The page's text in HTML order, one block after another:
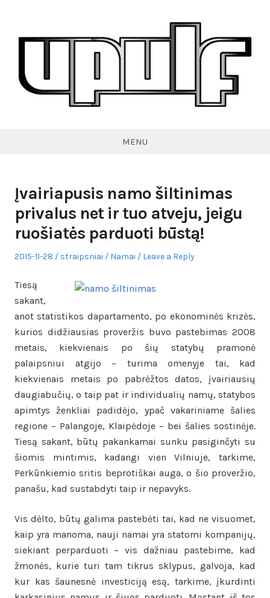
content
MENU
Įvairiapusis namo šiltinimas
privalus net ir tuo atveju, jeigu
ruošiatės parduoti būstą!
Posted
2015-11-28 Author
straipsniai
Posted
Namai Leave a Reply
Tiesą
sakant,
anot statistikos dapartamento, po ekonominės krizės,
kurios didžiausias proveržis buvo pastebimas 2008
metais, kiekvienais po šių statybų pramonė
palaipsniui atgijo – turima omenyje tai, kad
kiekvienais metais po pabrėžtos datos, įvairiausių
daugiabučių, o taip pat ir individualių namų, statybos
apimtys ženkliai padidėjo, ypač vakariniame šalies
regione – Palangoje, Klaipėdoje – bei šalies sostinėje.
Tiesą sakant, būtų pakankamai sunku pasiginčyti su
šiomis mintimis, kadangi vien Vilniuje, tarkime,
Perkūnkiemio sritis beprotiškai auga, o šio proveržio,
panašu, kad sustabdyti taip ir nepavyks.
Vis dėlto, būtų galima pastebėti tai, kad ne visuomet,
kaip yra manoma, nauji namai yra statomi kompanijų,
siekiant perparduoti – vis dažniau pastebime, kad
žmonės, kurie turi tam tikrus sklypus, galvoja, kad
kur kas šaunesnė investiciją esą, tarkime, įkurdinti